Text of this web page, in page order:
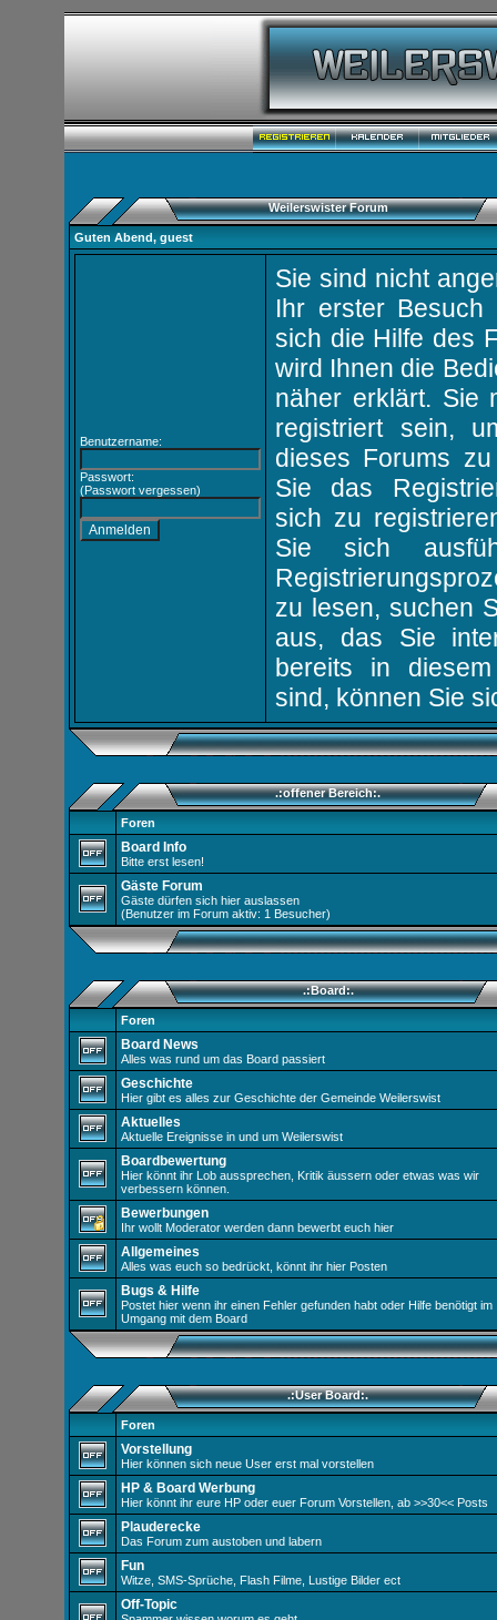
Weilerswister Forum
Guten Abend, guest
Benutzername:
Passwort:
(Passwort vergessen)
Sie sind nicht
Ihr erster
sich die Hilfe des
wird Ihnen die
näher erklärt. Sie
registriert sein,
dieses Forums
Sie das
sich zu
Sie sich
zu lesen, suchen
aus, das Sie
bereits in
sind, können Sie
.:offener Bereich:.
Foren
Board Info
Bitte erst lesen!
Gäste Forum
Gäste dürfen sich hier auslassen
(Benutzer im Forum aktiv: 1 Besucher)
.:Board:.
Foren
Board News
Alles was rund um das Board passiert
Geschichte
Hier gibt es alles zur Geschichte der Gemeinde Weilerswist
Aktuelles
Aktuelle Ereignisse in und um Weilerswist
Boardbewertung
Hier könnt ihr Lob aussprechen, Kritik äussern oder etwas was wir
verbessern können.
Bewerbungen
Ihr wollt Moderator werden dann bewerbt euch hier
Allgemeines
Alles was euch so bedrückt, könnt ihr hier Posten
Bugs & Hilfe
Postet hier wenn ihr einen Fehler gefunden habt oder Hilfe benötigt im
Umgang mit dem Board
.:User Board:.
Foren
Vorstellung
Hier können sich neue User erst mal vorstellen
HP & Board Werbung
Hier könnt ihr eure HP oder euer Forum Vorstellen, ab >>30<< Posts
Plauderecke
Das Forum zum austoben und labern
Fun
Witze, SMS-Sprüche, Flash Filme, Lustige Bilder ect
Off-Topic